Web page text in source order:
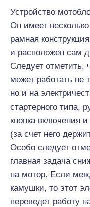
Устройство
Он имеет
рамная
и расположен сам
Следует отметить,
может работать не
но и на
стартерного типа,
кнопка включения
(за счет него
Особо следует
главная задача
на мотор. Если
камушки, то этот
переведет работу